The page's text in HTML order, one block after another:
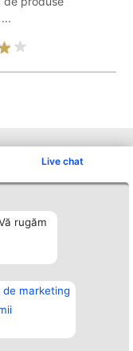
Live chat
rugăm
marketing
Contact
Contact